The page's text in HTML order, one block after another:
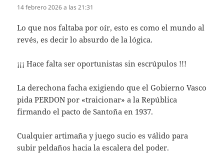
14 febrero 2026 a las 21:31
Lo que nos faltaba por oír, esto es como el mundo al
revés, es decir lo absurdo de la lógica.
¡¡¡ Hace falta ser oportunistas sin escrúpulos !!!
La derechona facha exigiendo que el Gobierno Vasco
pida PERDON por «traicionar» a la República
firmando el pacto de Santoña en 1937.
Cualquier artimaña y juego sucio es válido para
subir peldaños hacia la escalera del poder.